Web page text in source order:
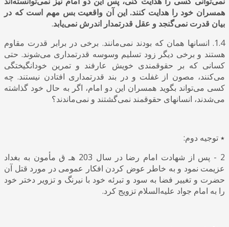
همسران خود را هدایت کنند. این آن واقعیت بس مهم است که در
بیان قدرت نمی‌گنجد و عقل قدرتمدار اندرش نمی‌یابد.
1.4. انسانها همان که بودند نمی‌مانند. برخی در برابر قدرت مقاوم
هستند و برخی دیگر زود تسلیم وسوسه قدرتمداری می‌شوند. حتی
کسانی که بر حقوقمندی خویش عارفند و تمرین خودانگیختگی
می‌کنند، مصون از غفلت و در بند قدرتمداری افتادن نیستند. چه
کسی می‌تواند بگوید همسران این دو امام، اگر به حال خود گذاشته
می‌شدند، انسانهای حقوقمند نمی‌‌گشتند و نمی‌ماندند؟
٭ توجیه دوم:
2 - پس از شهادت امام رضا در سال 203 هـ ق مأمون به بغداد
عزیمت نمود و به خاطر عوض کردن افکار عمومی در مورد قتل آن
حضرت و تغییر فضا به سود و تبرئه خود با نیرنگ و تزویر دختر خود
را به امام جواد علیه‌السلام تزویج کرد.